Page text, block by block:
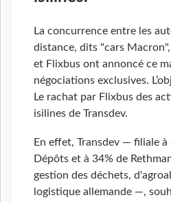
La concurrence entre les
distance, dits "cars
et Flixbus ont annoncé ce
négociations exclusives.
Le rachat par Flixbus des
isilines de Transdev.
En effet, Transdev — filiale à
Dépôts et à 34% de
gestion des déchets,
logistique allemande —,